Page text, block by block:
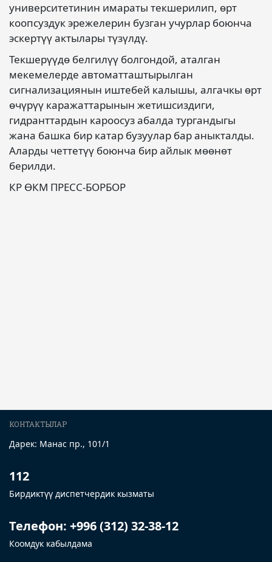
университетинин имараты текшерилип, өрт
коопсуздук эрежелерин бузган учурлар боюнча
эскертүү актылары түзүлдү.
Текшерүүдө белгилүү болгондой, аталган
мекемелерде автоматташтырылган
сигнализациянын иштебей калышы, алгачкы өрт
өчүрүү каражаттарынын жетишсиздиги,
гидранттардын кароосуз абалда тургандыгы
жана башка бир катар бузуулар бар аныкталды.
Аларды четтетүү боюнча бир айлык мөөнөт
берилди.
КР ӨКМ ПРЕСС-БОРБОР
КОНТАКТЫЛАР
Дарек: Манас пр., 101/1
112
Бирдиктүү диспетчердик кызматы
Телефон: +996 (312) 32-38-12
Коомдук кабылдама